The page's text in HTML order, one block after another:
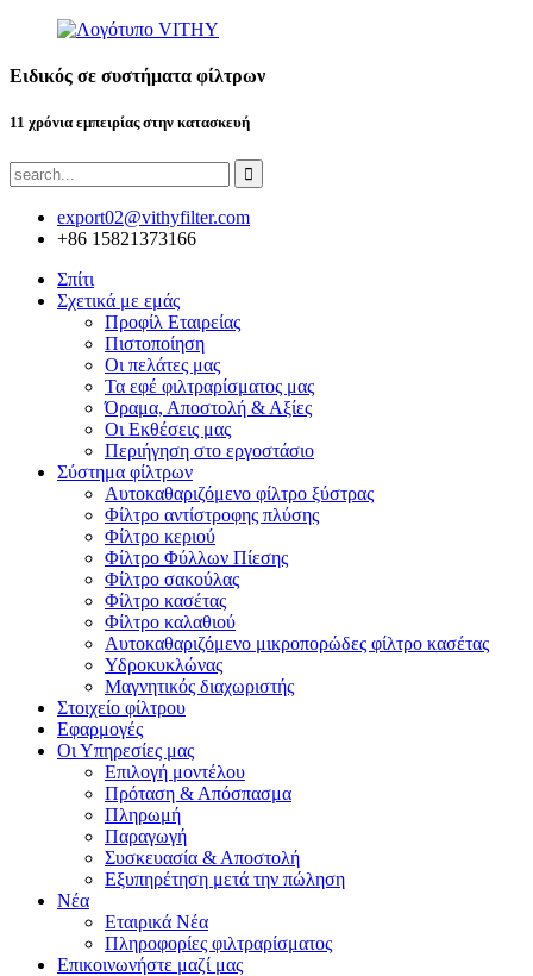
Ειδικός σε συστήματα φίλτρων
11 χρόνια εμπειρίας στην κατασκευή
export02@vithyfilter.com
+86 15821373166
Σπίτι
Σχετικά με εμάς
Προφίλ Εταιρείας
Πιστοποίηση
Οι πελάτες μας
Τα εφέ φιλτραρίσματος μας
Όραμα, Αποστολή & Αξίες
Οι Εκθέσεις μας
Περιήγηση στο εργοστάσιο
Σύστημα φίλτρων
Αυτοκαθαριζόμενο φίλτρο ξύστρας
Φίλτρο αντίστροφης πλύσης
Φίλτρο κεριού
Φίλτρο Φύλλων Πίεσης
Φίλτρο σακούλας
Φίλτρο κασέτας
Φίλτρο καλαθιού
Αυτοκαθαριζόμενο μικροπορώδες φίλτρο κασέτας
Υδροκυκλώνας
Μαγνητικός διαχωριστής
Στοιχείο φίλτρου
Εφαρμογές
Οι Υπηρεσίες μας
Επιλογή μοντέλου
Πρόταση & Απόσπασμα
Πληρωμή
Παραγωγή
Συσκευασία & Αποστολή
Εξυπηρέτηση μετά την πώληση
Νέα
Εταιρικά Νέα
Πληροφορίες φιλτραρίσματος
Επικοινωνήστε μαζί μας